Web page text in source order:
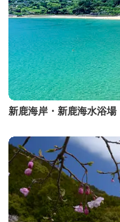
新鹿海岸・新鹿海水浴場